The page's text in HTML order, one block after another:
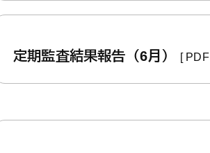
定期監査結果報告（6月） [